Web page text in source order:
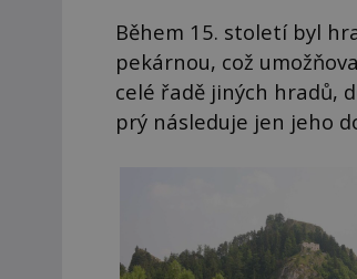
Během 15. století byl
pekárnou, což
celé řadě jiných hradů,
prý následuje jen jeho